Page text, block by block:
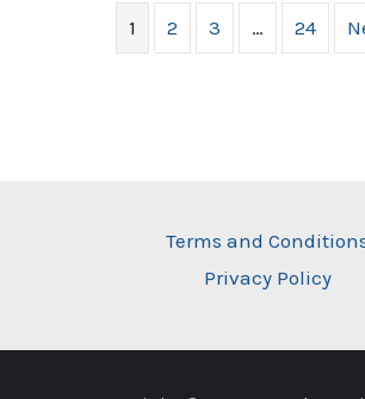
1 2 3 … 24
Terms and
Privacy Policy